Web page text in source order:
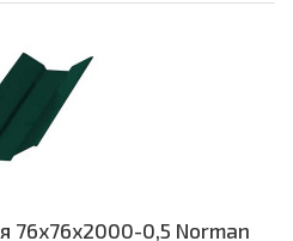
76х76х2000-0,5 Norman